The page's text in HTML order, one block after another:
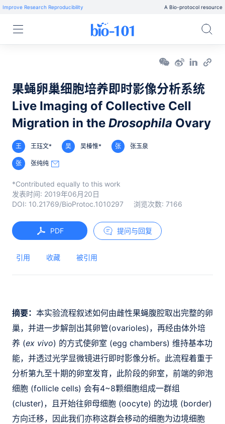
Improve Research Reproducibility A Bio-protocol resource
果蝇卵巢细胞培养即时影像分析系统
Live Imaging of Collective Cell
Migration in the Drosophila Ovary
王 王珏文* 吴 吴榛惟* 张 张玉泉
张 张纯纯
*Contributed equally to this work
发表时间: 2019年06月20日
DOI: 10.21769/BioProtoc.1010297 浏览次数: 7166
PDF 提问与回复
引用 收藏 被引用
摘要： 本实验流程叙述如何由雌性果蝇腹腔取出完整的卵
巢，并进一步解剖出其卵管(ovarioles)，再经由体外培
养 (ex vivo) 的方式使卵室 (egg chambers) 维持基本功
能，并透过光学显微镜进行即时影像分析。此流程着重于
分析第九至十期的卵室发育，此阶段的卵室，前端的卵泡
细胞 (follicle cells) 会有4~8颗细胞组成一群组
(cluster)，且开始往卵母细胞 (oocyte) 的边境 (border)
方向迁移，因此我们亦称这群会移动的细胞为边境细胞